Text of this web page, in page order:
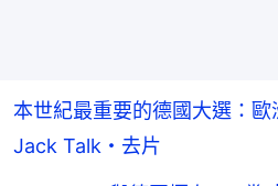
本世紀最重要的德國大選：歐
Jack Talk・去片